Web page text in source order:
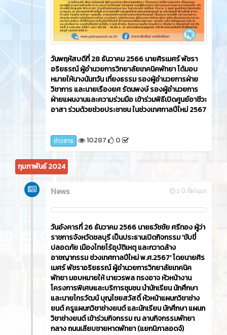
วันพฤหัสบดีที่ 28 ธันวาคม 2566 นายศิรเมศร์ พัชรา
อริยธรณ์ ผู้อำนวยการวิทยาลัยเทคนิคพัทยา ได้มอบ
หมายให้นางนันทวัน เที่ยงธรรม รองผู้อำนวยการฝ่าย
วิชาการ และนายเรืองยศ รัตนพงษ์ รองผู้อำนวยการ
ฝ่ายแผนงานและความร่วมมือ เข้าร่วมพิธีเปิดศูนย์อาชีวะ
อาสา ร่วมด้วยช่วยประชาชน ในช่วงเทศกาลปีใหม่ 2567
ข่าวสาร 10287 0
กุมภาพันธ์ 2024
2 ปี ที่ผ่านมา
News
วันอังคารที่ 26 ธันวาคม 2566​ นายธวัชชัย ศรีทอง ผู้ว่า
ราชการจังหวัดชลบุรี เป็นประธานเปิดกิจกรรม 'ขับขี่
ปลอดภัย เมืองไทยไร้อุบัติเหตุ และกวาดล้าง
อาชญากรรม ช่วงเทศกาลปีใหม่ พ.ศ.2567' โดยนายศิร
เมศร์ พัชราอริยธรณ์ ผู้อำนวยการวิทยาลัยเทคนิค
พัทยา มอบหมายให้ นายวรพล ทรงอาจ หัวหน้างาน
โครงการพิเศษและบริการชุมชน นำนักเรียน นักศึกษา
และนายไกรวัฒน์ บุญไชยสวัสดิ์ หัวหน้าแผนกวิชาช่าง
ยนต์ ครูแผนกวิชาช่างยนต์ และนักเรียน นักศึกษา แผนก
วิชาช่างยนต์ เข้าร่วมกิจกรรม ณ ลานกิจกรรมพัทยา
กลาง ถนนเลียบชายหาดพัทยา (แยกนิภาลอดจ์)